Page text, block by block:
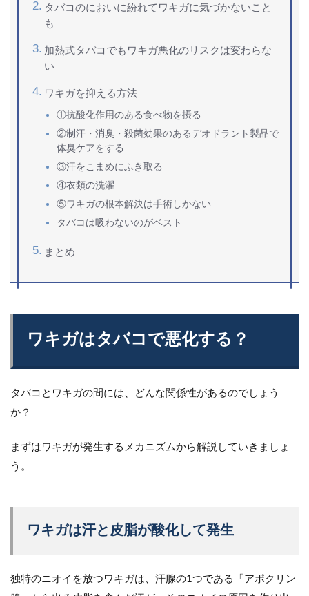
タバコのにおいに紛れてワキガに気づかないこと
も
加熱式タバコでもワキガ悪化のリスクは変わらな
い
ワキガを抑える方法
①抗酸化作用のある食べ物を摂る
②制汗・消臭・殺菌効果のあるデオドラント製品で
体臭ケアをする
③汗をこまめにふき取る
④衣類の洗濯
⑤ワキガの根本解決は手術しかない
タバコは吸わないのがベスト
まとめ
ワキガはタバコで悪化する？
タバコとワキガの間には、どんな関係性があるのでしょう
か？
まずはワキガが発生するメカニズムから解説していきましょ
う。
ワキガは汗と皮脂が酸化して発生
独特のニオイを放つワキガは、汗腺の1つである「アポクリン